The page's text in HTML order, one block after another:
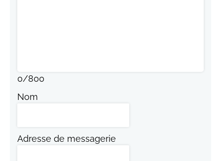
0/800
Nom
Adresse de messagerie